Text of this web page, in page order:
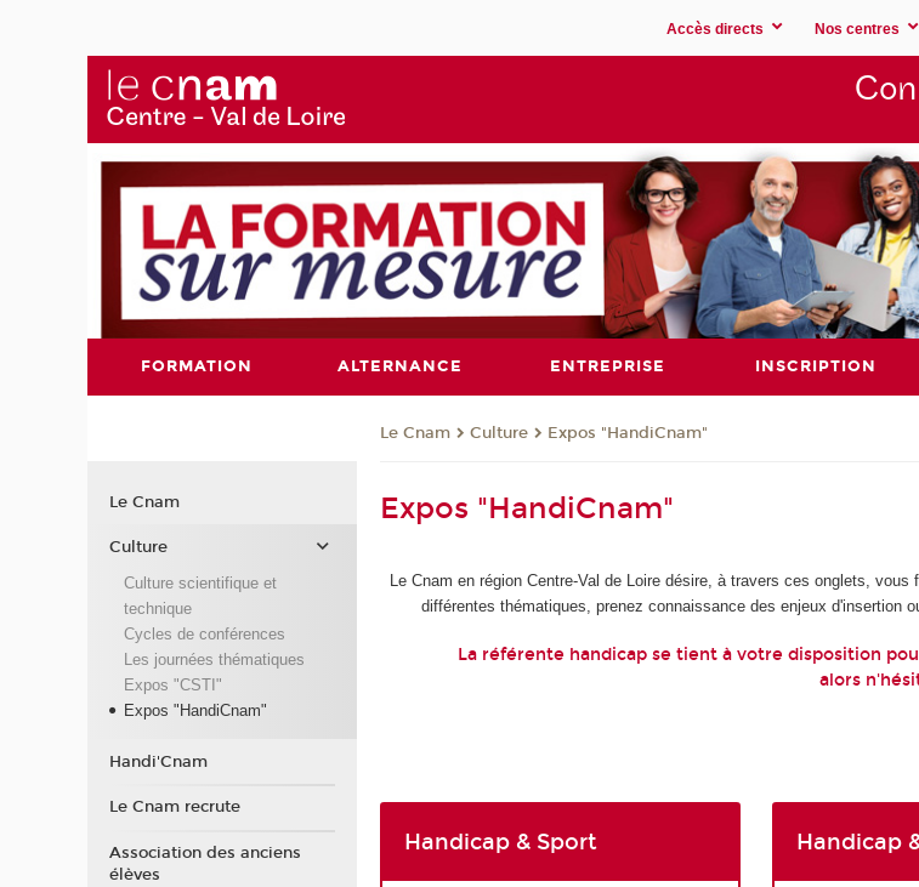
Accès directs Nos centres
FORMATION ALTERNANCE ENTREPRISE INSCRIPTION
Le Cnam Culture Expos "HandiCnam"
Expos "HandiCnam"
Le Cnam en région Centre-Val de Loire désire, à travers ces onglets,
différentes thématiques, prenez connaissance des enjeux d'insertion
La référente handicap se tient à votre disposition
alors
Handicap & Sport Handicap
Le Cnam
Culture
Culture scientifique et
technique
Cycles de conférences
Les journées thématiques
Expos "CSTI"
Expos "HandiCnam"
Handi'Cnam
Le Cnam recrute
Association des anciens
élèves